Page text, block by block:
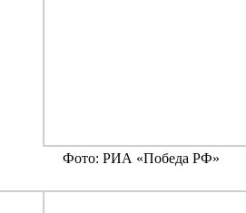
Фото: РИА «Победа РФ»